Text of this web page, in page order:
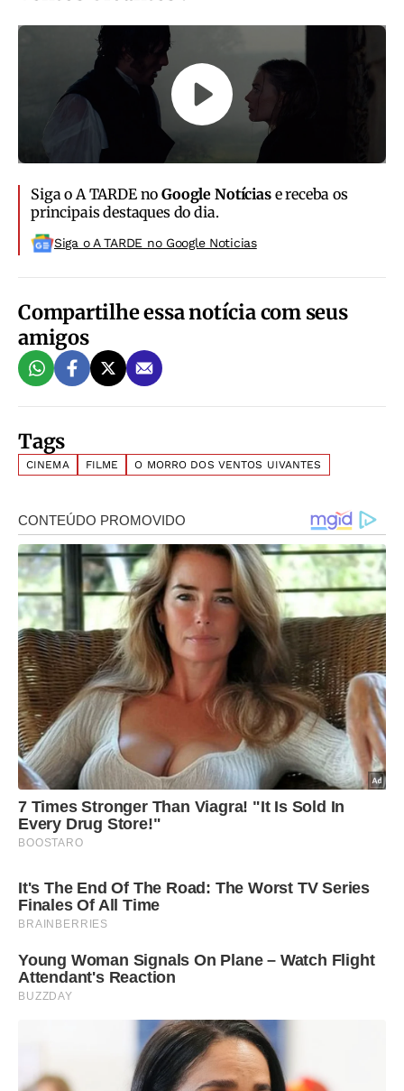
Siga o A TARDE noGoogle Notíciase receba os
principais destaques do dia.
Siga o A TARDE no Google Noticias
Compartilhe essa notícia com seus
amigos
Tags
CINEMA FILME O MORRO DOS VENTOS UIVANTES